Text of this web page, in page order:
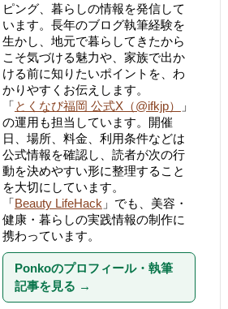
ピング、暮らしの情報を発信して
います。長年のブログ執筆経験を
生かし、地元で暮らしてきたから
こそ気づける魅力や、家族で出か
ける前に知りたいポイントを、わ
かりやすくお伝えします。
「とくなび福岡 公式X（@ifkjp）
」
の運用も担当しています。開催
日、場所、料金、利用条件などは
公式情報を確認し、読者が次の行
動を決めやすい形に整理すること
を大切にしています。
「Beauty LifeHack 」でも、美容・
健康・暮らしの実践情報の制作に
携わっています。
Ponkoのプロフィール・執筆
記事を見る →